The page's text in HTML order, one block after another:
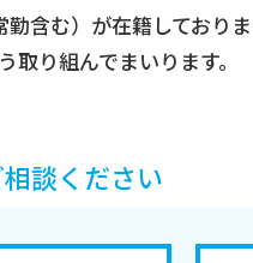
含む）が在籍しており
り組んでまいります。
談ください